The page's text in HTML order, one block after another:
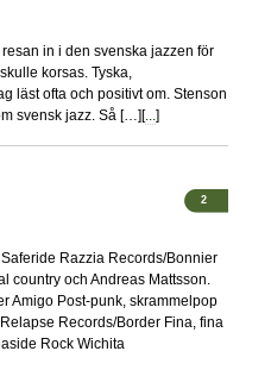
in i den svenska jazzen för
korsas. Tyska,
läst ofta och positivt om. Stenson
svensk jazz. Så […][...]
2
Razzia Records/Bonnier
country och Andreas Mattsson.
Amigo Post-punk, skrammelpop
Records/Border Fina, fina
Rock Wichita